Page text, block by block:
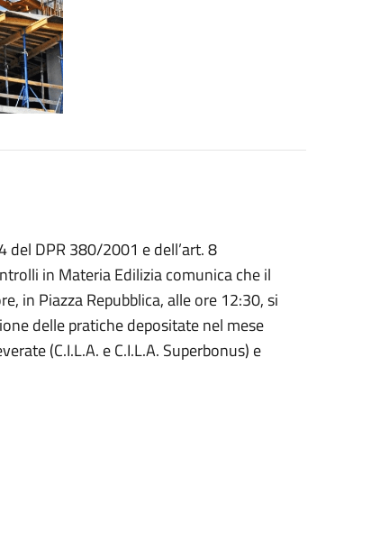
del DPR 380/2001 e dell’art. 8
in Materia Edilizia comunica che il
in Piazza Repubblica, alle ore 12:30, si
delle pratiche depositate nel mese
(C.I.L.A. e C.I.L.A. Superbonus) e